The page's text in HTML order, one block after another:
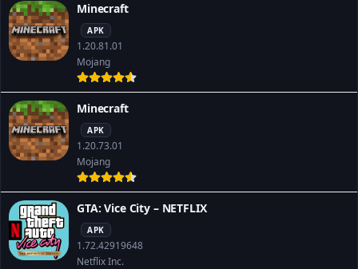
Minecraft
APK
1.20.81.01
Mojang
Minecraft
APK
1.20.73.01
Mojang
GTA: Vice City – NETFLIX
APK
1.72.42919648
Netflix Inc.